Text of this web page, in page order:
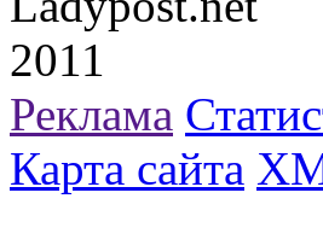
2011
Реклама
Карта сайта